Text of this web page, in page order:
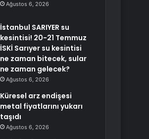
Ağustos 6, 2026
İstanbul SARIYER su
kesintisi! 20-21 Temmuz
İSKİ Sarıyer su kesintisi
ne zaman bitecek, sular
ne zaman gelecek?
Ağustos 6, 2026
Küresel arz endişesi
metal fiyatlarını yukarı
taşıdı
Ağustos 6, 2026